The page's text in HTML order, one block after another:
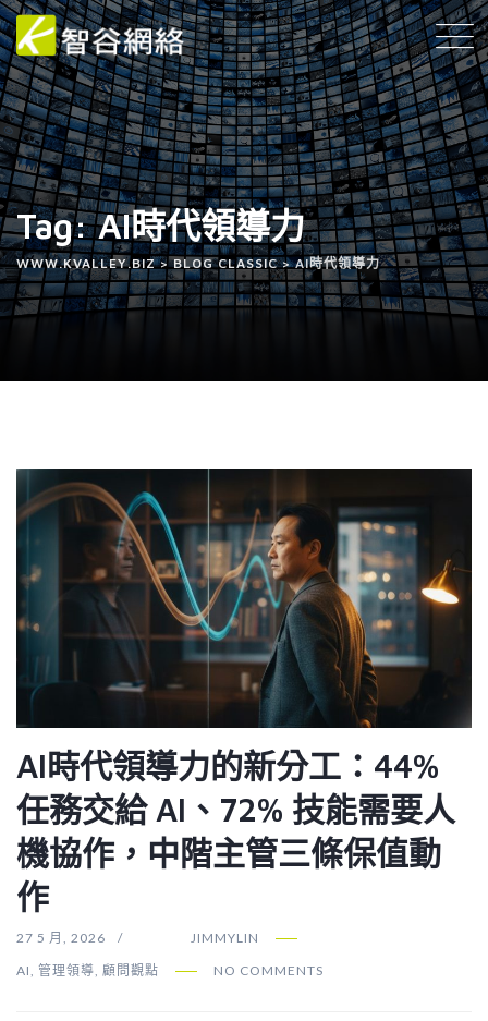
Tag: AI時代領導力
WWW.KVALLEY.BIZ>BLOG CLASSIC>AI時代領導力
AI時代領導力的新分工：44%
任務交給 AI、72% 技能需要人
機協作，中階主管三條保值動
作
27 5 月, 2026
JIMMYLIN
AI, 管理領導, 顧問觀點 NO COMMENTS